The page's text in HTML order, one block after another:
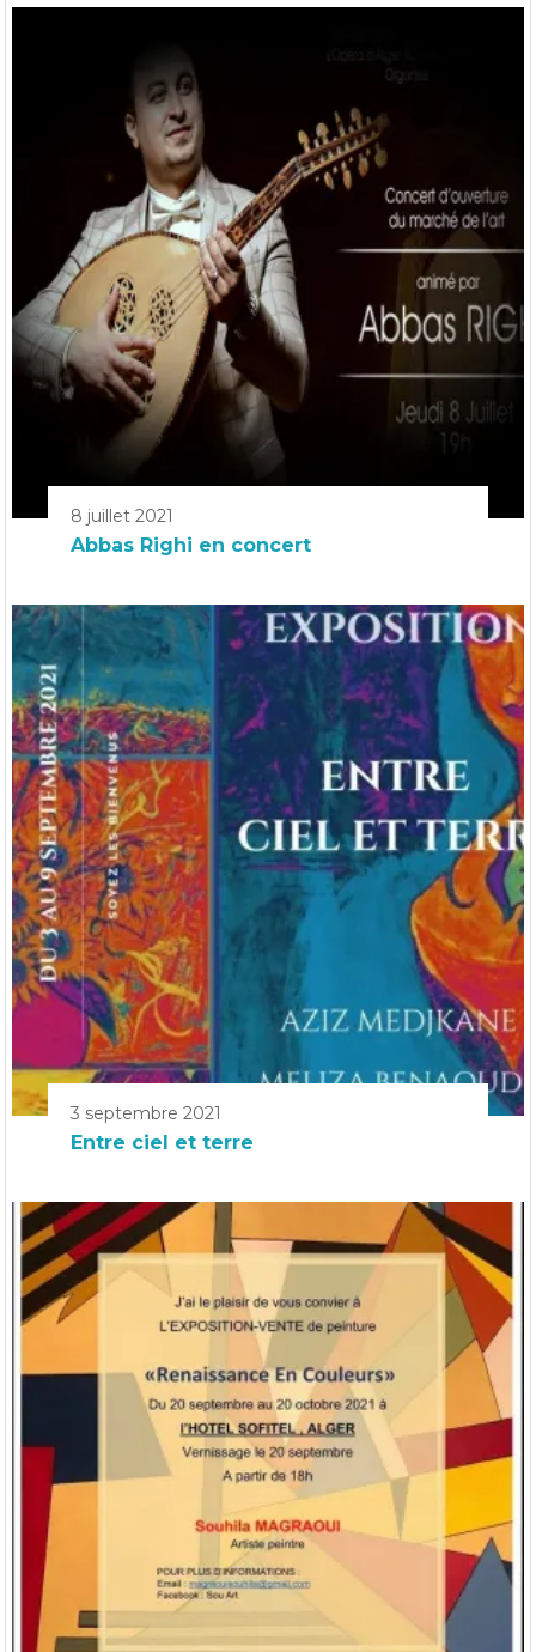
8 juillet 2021
Abbas Righi en concert
3 septembre 2021
Entre ciel et terre